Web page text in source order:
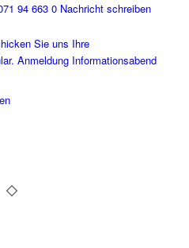
94 663 0 Nachricht schreiben
Sie uns Ihre
Anmeldung Informationsabend